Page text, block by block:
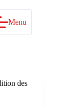
Menu
des